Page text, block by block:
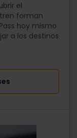
el
forman
hoy mismo
a los destinos